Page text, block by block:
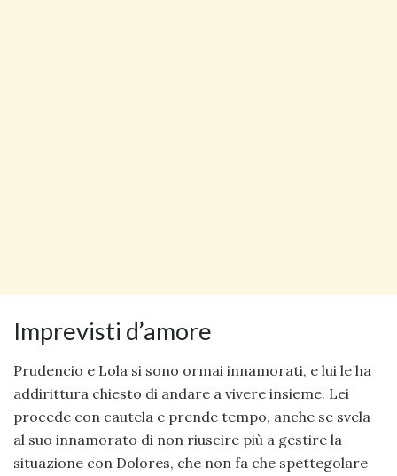
Imprevisti d’amore
Prudencio e Lola si sono ormai innamorati, e lui le ha
addirittura chiesto di andare a vivere insieme. Lei
procede con cautela e prende tempo, anche se svela
al suo innamorato di non riuscire più a gestire la
situazione con Dolores, che non fa che spettegolare